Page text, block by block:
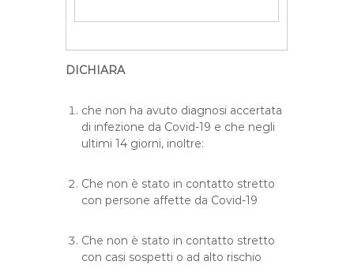
DICHIARA
che non ha avuto diagnosi accertata
di infezione da Covid-19 e che negli
ultimi 14 giorni, inoltre:
Che non è stato in contatto stretto
con persone affette da Covid-19
Che non è stato in contatto stretto
con casi sospetti o ad alto rischio